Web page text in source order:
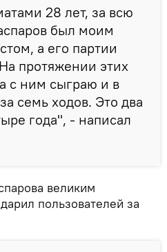
28 лет, за всю
был моим
а его партии
протяжении этих
с ним сыграю и в
семь ходов. Это два
года", - написал
великим
пользователей за